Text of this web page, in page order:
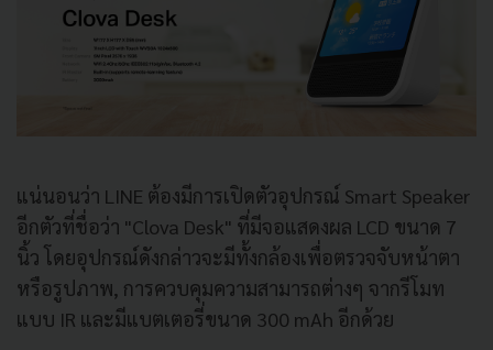
แน่นอนว่า LINE ต้องมีการเปิดตัวอุปกรณ์ Smart Speaker
อีกตัวที่ชื่อว่า "Clova Desk" ที่มีจอแสดงผล LCD ขนาด 7
นิ้ว โดยอุปกรณ์ดังกล่าวจะมีทั้งกล้องเพื่อตรวจจับหน้าตา
หรือรูปภาพ, การควบคุมความสามารถต่างๆ จากรีโมท
แบบ IR และมีแบตเตอรี่ขนาด 300 mAh อีกด้วย